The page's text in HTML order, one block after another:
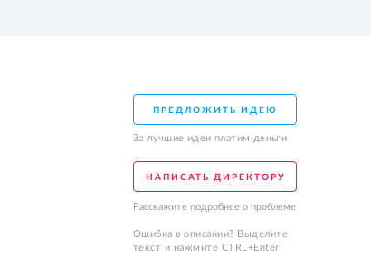
ПРЕДЛОЖИТЬ ИДЕЮ
За лучшие идеи платим деньги
НАПИСАТЬ ДИРЕКТОРУ
Расскажите подробнее о проблеме
Ошибка в описании? Выделите
текст и нажмите CTRL+Enter